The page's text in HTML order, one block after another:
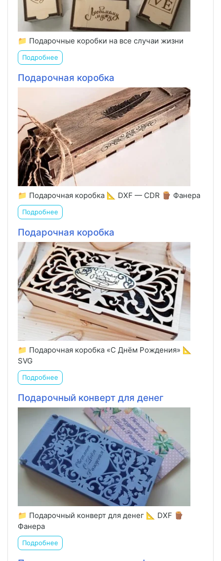
📁 Подарочные коробки на все случаи жизни
Подробнее
Подарочная коробка
📁 Подарочная коробка 📐 DXF — CDR 🪵 Фанера
Подробнее
Подарочная коробка
📁 Подарочная коробка «С Днём Рождения» 📐
SVG
Подробнее
Подарочный конверт для денег
📁 Подарочный конверт для денег 📐 DXF 🪵
Фанера
Подробнее